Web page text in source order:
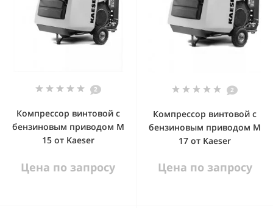
2
Компрессор винтовой с
бензиновым приводом М
15 от Kaeser
Цена по запросу
2
Компрессор винтовой с
бензиновым приводом М
17 от Kaeser
Цена по запросу